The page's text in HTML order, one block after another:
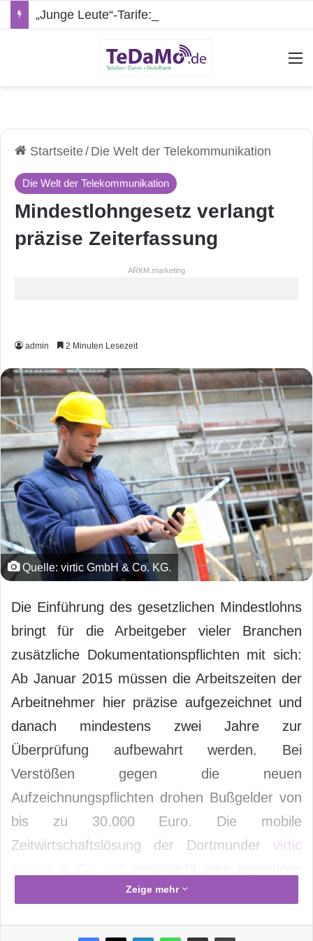
Startseite/ Die Welt der Telekommunikation
Die Welt der Telekommunikation
Mindestlohngesetz verlangt
präzise Zeiterfassung
ARKM.marketing
admin 2 Minuten Lesezeit
Quelle: virtic GmbH & Co. KG.
Die Einführung des gesetzlichen Mindestlohns
bringt für die Arbeitgeber vieler Branchen
zusätzliche Dokumentationspflichten mit sich:
Ab Januar 2015 müssen die Arbeitszeiten der
Arbeitnehmer hier präzise aufgezeichnet und
danach mindestens zwei Jahre zur
Überprüfung aufbewahrt werden. Bei
Verstößen gegen die neuen
Aufzeichnungspflichten drohen Bußgelder von
bis zu 30.000 Euro. Die mobile
Zeitwirtschaftslösung der Dortmunder virtic
Erfassung sowie fristgerechte Speicherung der
Zeige mehr